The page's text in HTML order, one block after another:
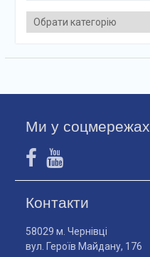
Категорії
Ми у соцмережах
Контакти
58029 м. Чернівці
вул. Героїв Майдану, 176